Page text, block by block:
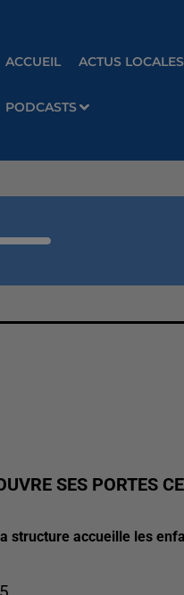
ACCUEIL ACTUS LOCALES
PODCASTS
SES PORTES
structure accueille les